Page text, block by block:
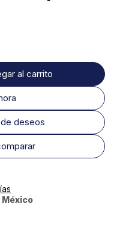
al carrito
deseos
México